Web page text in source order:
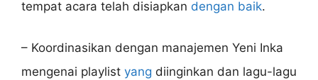
tempat acara telah disiapkan dengan baik.
– Koordinasikan dengan manajemen Yeni Inka
mengenai playlist yang diinginkan dan lagu-lagu